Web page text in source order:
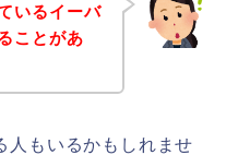
いるイーバ
ことがあ
人もいるかもしれませ